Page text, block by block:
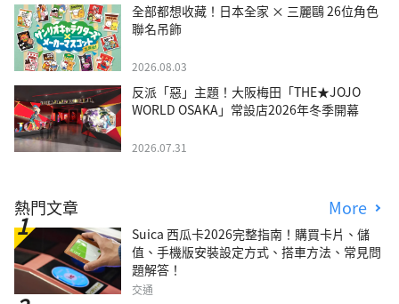
全部都想收藏！日本全家 × 三麗鷗 26位角色
聯名吊飾
2026.08.03
反派「惡」主題！大阪梅田「THE★JOJO
WORLD OSAKA」常設店2026年冬季開幕
2026.07.31
熱門文章 More
Suica 西瓜卡2026完整指南！購買卡片、儲
值、手機版安裝設定方式、搭車方法、常見問
題解答！
交通